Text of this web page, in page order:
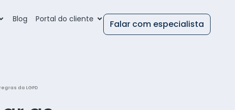
Blog Portal do cliente Falar com especialista
da LGPD